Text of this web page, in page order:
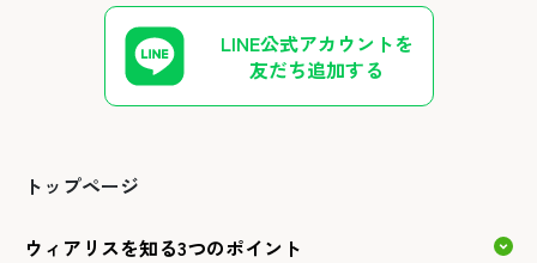
LINE公式アカウントを
友だち追加する
トップページ
ウィアリスを知る3つのポイント